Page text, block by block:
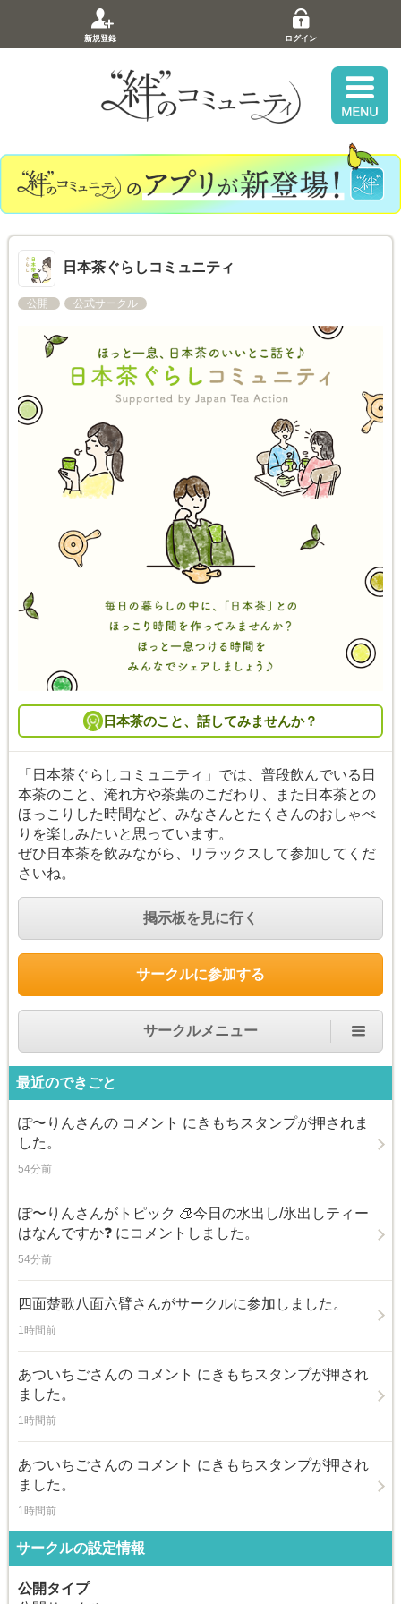
新規登録 ログイン
日本茶ぐらしコミュニティ
公開 公式サークル
日本茶のこと、話してみませんか？
「日本茶ぐらしコミュニティ」では、普段飲んでいる日
本茶のこと、淹れ方や茶葉のこだわり、また日本茶との
ほっこりした時間など、みなさんとたくさんのおしゃべ
りを楽しみたいと思っています。
ぜひ日本茶を飲みながら、リラックスして参加してくだ
さいね。
掲示板を見に行く
サークルに参加する
サークルメニュー
最近のできごと
ぽ〜りんさんの コメント にきもちスタンプが押されま
した。
54分前
ぽ〜りんさんがトピック 🧊今日の水出し/氷出しティー
はなんですか❓ にコメントしました。
54分前
四面楚歌八面六臂さんがサークルに参加しました。
1時間前
あついちごさんの コメント にきもちスタンプが押され
ました。
1時間前
あついちごさんの コメント にきもちスタンプが押され
ました。
1時間前
サークルの設定情報
公開タイプ